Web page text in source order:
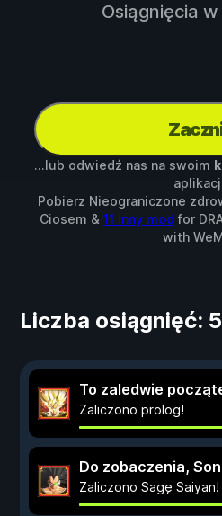
Osiągnięcia w
...lub odwiedź nas na swoim
Pobierz Nieograniczone
Ciosem & 11 inny mod for
with
Liczba osiągnięć:
To zaledwie
Zaliczono prolog!
Do zobaczenia,
Zaliczono Sagę Saiyan!